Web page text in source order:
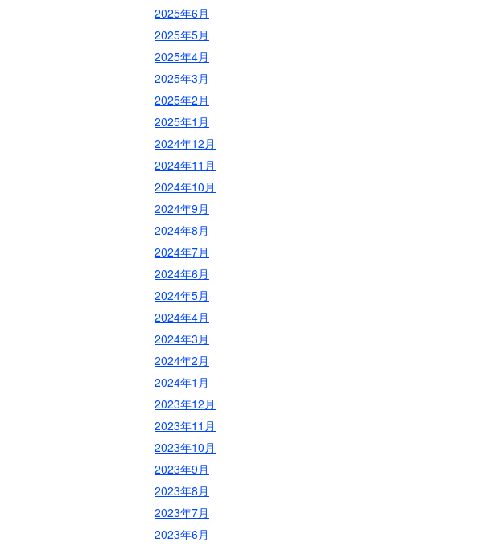
2025年6月
2025年5月
2025年4月
2025年3月
2025年2月
2025年1月
2024年12月
2024年11月
2024年10月
2024年9月
2024年8月
2024年7月
2024年6月
2024年5月
2024年4月
2024年3月
2024年2月
2024年1月
2023年12月
2023年11月
2023年10月
2023年9月
2023年8月
2023年7月
2023年6月